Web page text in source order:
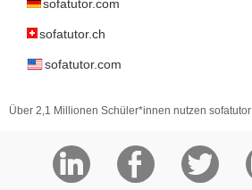
sofatutor.com
sofatutor.ch
sofatutor.com
Über 2,1 Millionen Schüler*innen nutzen sofatutor